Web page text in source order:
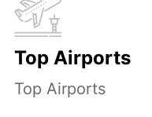
Top Airports
Top Airports